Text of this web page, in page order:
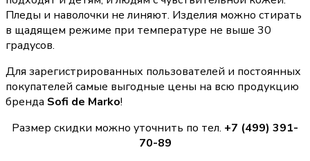
Пледы и наволочки не линяют. Изделия можно стирать
в щадящем режиме при температуре не выше 30
градусов.
Для зарегистрированных пользователей и постоянных
покупателей самые выгодные цены на всю продукцию
бренда Sofi de Marko!
Размер скидки можно уточнить по тел. +7 (499) 391-
70-89